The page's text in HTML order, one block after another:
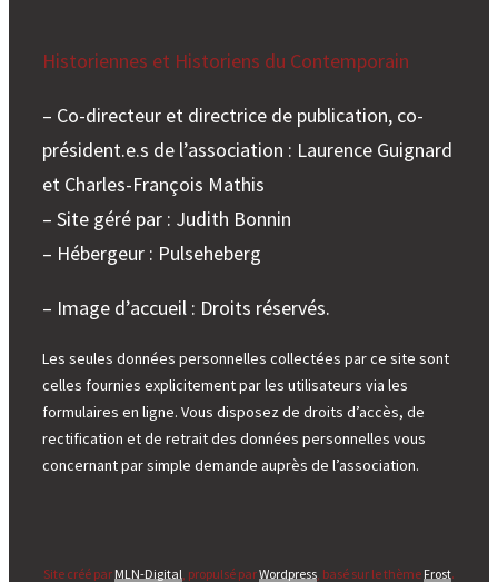
Historiennes et Historiens du Contemporain
– Co-directeur et directrice de publication, co-
président.e.s de l’association : Laurence Guignard
et Charles-François Mathis
– Site géré par : Judith Bonnin
– Hébergeur : Pulseheberg
– Image d’accueil : Droits réservés.
Les seules données personnelles collectées par ce site sont
celles fournies explicitement par les utilisateurs via les
formulaires en ligne. Vous disposez de droits d’accès, de
rectification et de retrait des données personnelles vous
concernant par simple demande auprès de l’association.
Site créé par MLN-Digital , propulsé parWordpress , basé sur le thème Frost.